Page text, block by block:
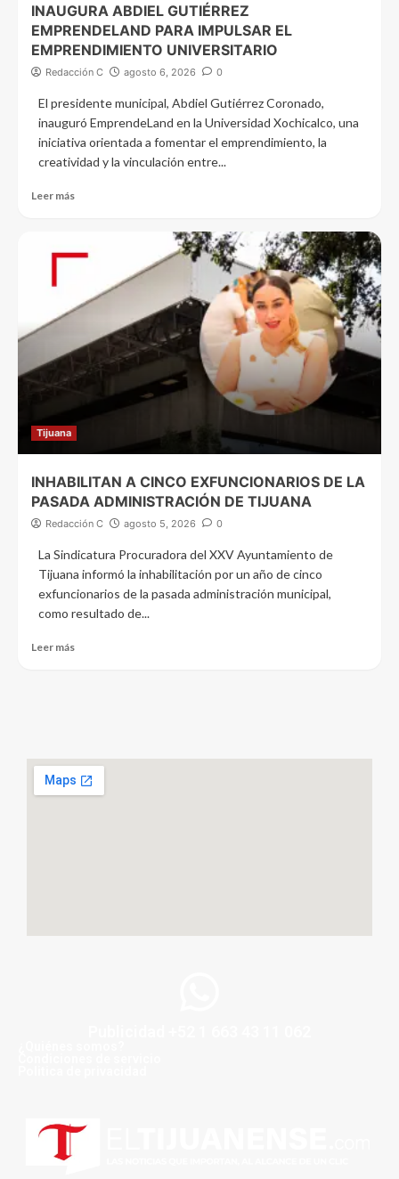
INAUGURA ABDIEL GUTIÉRREZ
EMPRENDELAND PARA IMPULSAR EL
EMPRENDIMIENTO UNIVERSITARIO
Redacción C agosto 6, 2026 0
El presidente municipal, Abdiel Gutiérrez Coronado,
inauguró EmprendeLand en la Universidad Xochicalco, una
iniciativa orientada a fomentar el emprendimiento, la
creatividad y la vinculación entre...
Leer más
Tijuana
INHABILITAN A CINCO EXFUNCIONARIOS DE LA
PASADA ADMINISTRACIÓN DE TIJUANA
Redacción C agosto 5, 2026 0
La Sindicatura Procuradora del XXV Ayuntamiento de
Tijuana informó la inhabilitación por un año de cinco
exfuncionarios de la pasada administración municipal,
como resultado de...
Leer más